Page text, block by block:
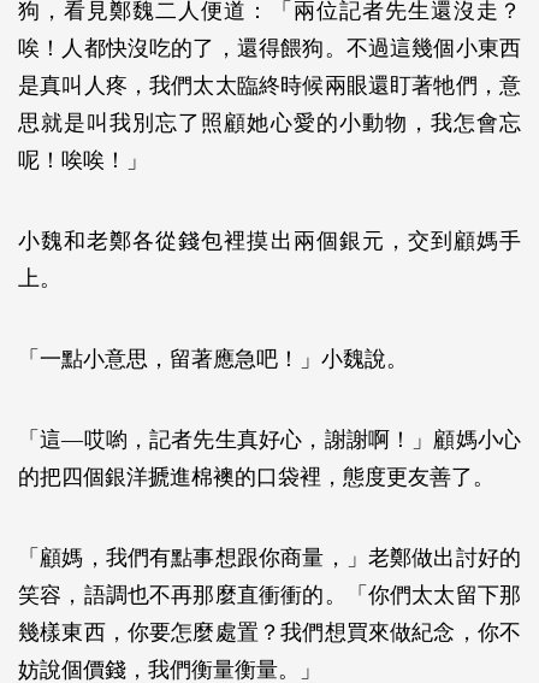
狗，看見鄭魏二人便道：「兩位記者先生還沒走？
唉！人都快沒吃的了，還得餵狗。不過這幾個小東西
是真叫人疼，我們太太臨終時候兩眼還盯著牠們，意
思就是叫我別忘了照顧她心愛的小動物，我怎會忘
呢！唉唉！」
小魏和老鄭各從錢包裡摸出兩個銀元，交到顧媽手
上。
「一點小意思，留著應急吧！」小魏說。
「這—哎喲，記者先生真好心，謝謝啊！」顧媽小心
的把四個銀洋搋進棉襖的口袋裡，態度更友善了。
「顧媽，我們有點事想跟你商量，」老鄭做出討好的
笑容，語調也不再那麼直衝衝的。「你們太太留下那
幾樣東西，你要怎麼處置？我們想買來做紀念，你不
妨說個價錢，我們衡量衡量。」